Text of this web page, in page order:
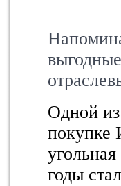
Одной
покупке
годы